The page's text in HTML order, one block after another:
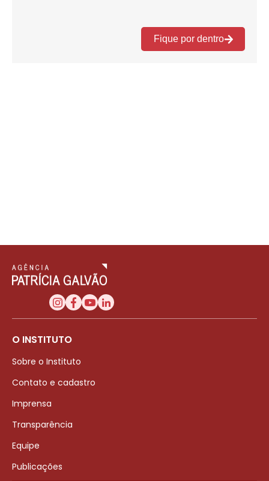
O INSTITUTO
Sobre o Instituto
Contato e cadastro
Imprensa
Transparência
Equipe
Publicações